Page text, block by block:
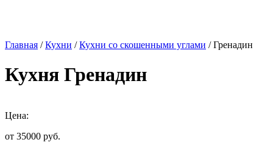
Главная /Кухни /Кухни со скошенными углами / Гренадин
Кухня Гренадин
Цена:
от 35000 руб.